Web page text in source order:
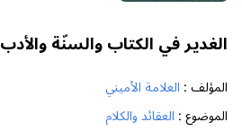
الغدير في الكتاب والسنّة والأدب
المؤلف : العلامة الأميني
الموضوع : العقائد والكلام